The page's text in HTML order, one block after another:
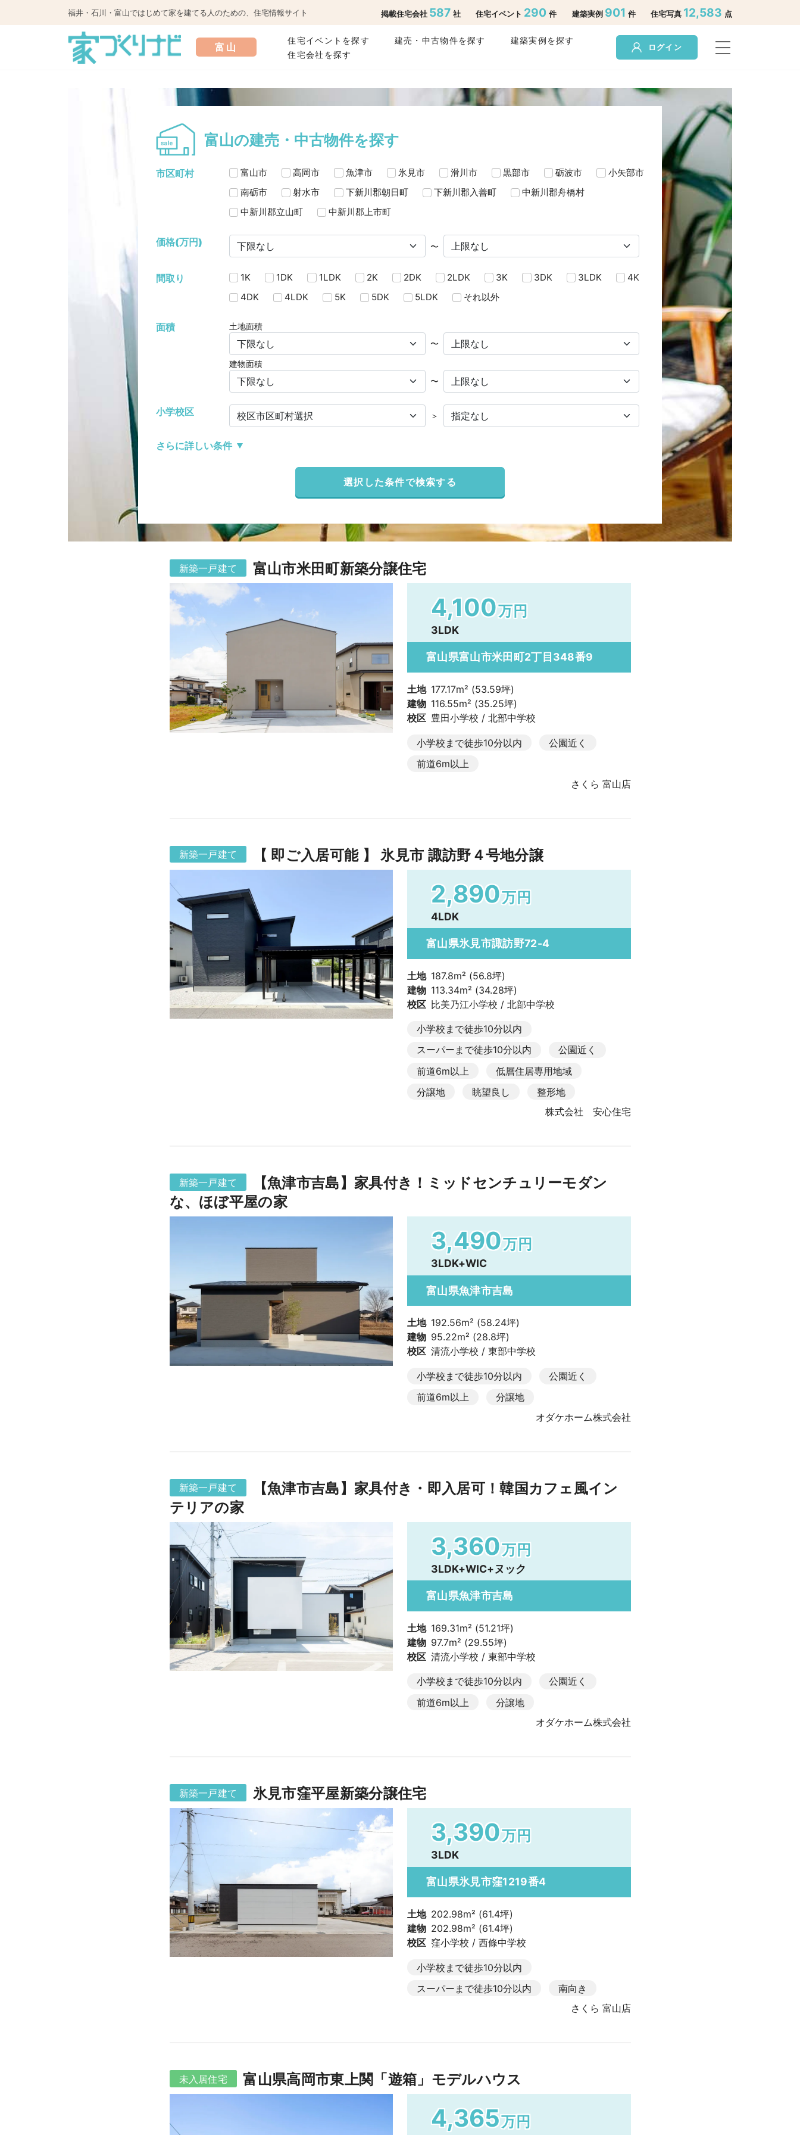
福井・石川・富山ではじめて家を建てる人のための、住宅情報サイト 掲載住宅会社 587 社 住宅イベント 290件 建築実例 901 件 住宅写真 12,583 点
富山
住宅イベントを探す 建売・中古物件を探す
建築実例を探す
住宅会社を探す
ログイン
富山の建売・中古物件を探す
市区町村 富山市 高岡市 魚津市 氷見市 滑川市 黒部市 砺波市
小矢部市
南砺市
射水市 下新川郡朝日町 下新川郡入善町
中新川郡舟橋村
中新川郡立山町
中新川郡上市町
価格(万円) 〜
間取り 1K 1DK 1LDK 2K 2DK 2LDK 3K 3DK 3LDK
4K
4DK
4LDK 5K 5DK 5LDK それ以外
面積
土地面積
〜
建物面積
〜
小学校区 ＞
さらに詳しい条件
新築一戸建て 富山市米田町新築分譲住宅
4,100万円
3LDK
富山県富山市米田町2丁目348番9
土地 177.17m² (53.59坪)
建物 116.55m² (35.25坪)
校区 豊田小学校 / 北部中学校
小学校まで徒歩10分以内
公園近く
前道6m以上
さくら 富山店
新築一戸建て 【 即ご入居可能 】 氷見市 諏訪野４号地分譲
2,890万円
4LDK
富山県氷見市諏訪野72-4
土地 187.8m² (56.8坪)
建物 113.34m² (34.28坪)
校区 比美乃江小学校 / 北部中学校
小学校まで徒歩10分以内
スーパーまで徒歩10分以内
公園近く
前道6m以上
低層住居専用地域
分譲地
眺望良し
整形地
株式会社 安心住宅
新築一戸建て
【魚津市吉島】家具付き！ミッドセンチュリーモダン
な、ほぼ平屋の家
3,490万円
3LDK+WIC
富山県魚津市吉島
土地 192.56m² (58.24坪)
建物 95.22m² (28.8坪)
校区 清流小学校 / 東部中学校
小学校まで徒歩10分以内
公園近く
前道6m以上
分譲地
オダケホーム株式会社
新築一戸建て
【魚津市吉島】家具付き・即入居可！韓国カフェ風イン
テリアの家
3,360万円
3LDK+WIC+ヌック
富山県魚津市吉島
土地 169.31m² (51.21坪)
建物 97.7m² (29.55坪)
校区 清流小学校 / 東部中学校
小学校まで徒歩10分以内
公園近く
前道6m以上
分譲地
オダケホーム株式会社
新築一戸建て 氷見市窪平屋新築分譲住宅
3,390万円
3LDK
富山県氷見市窪1219番4
土地 202.98m² (61.4坪)
建物 202.98m² (61.4坪)
校区 窪小学校 / 西條中学校
小学校まで徒歩10分以内
スーパーまで徒歩10分以内
南向き
さくら 富山店
未入居住宅 富山県高岡市東上関「遊箱」モデルハウス
4,365万円